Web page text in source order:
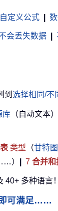
定义公式
会丢失数据
到 选择相同/不
库 （自动文本）
类型 （甘特图
） 7 合并和
多种语言！
即可满足……